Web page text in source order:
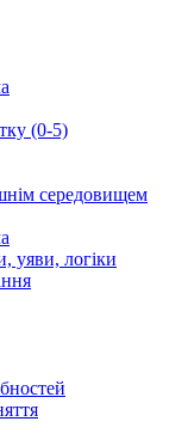
(0-5)
середовищем
уяви, логіки